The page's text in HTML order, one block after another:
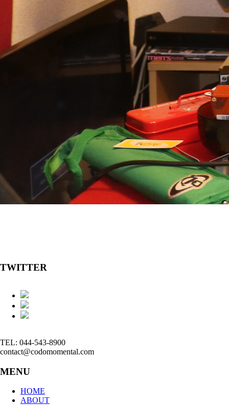
TWITTER
TEL: 044-543-8900
contact@codomomental.com
MENU
HOME
ABOUT